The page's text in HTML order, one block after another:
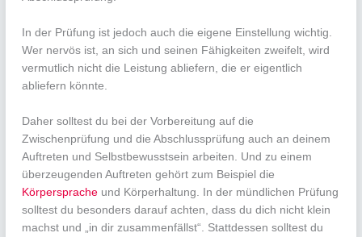
In der Prüfung ist jedoch auch die eigene Einstellung wichtig.
Wer nervös ist, an sich und seinen Fähigkeiten zweifelt, wird
vermutlich nicht die Leistung abliefern, die er eigentlich
abliefern könnte.
Daher solltest du bei der Vorbereitung auf die
Zwischenprüfung und die Abschlussprüfung auch an deinem
Auftreten und Selbstbewusstsein arbeiten. Und zu einem
überzeugenden Auftreten gehört zum Beispiel die
Körpersprache und Körperhaltung. In der mündlichen Prüfung
solltest du besonders darauf achten, dass du dich nicht klein
machst und „in dir zusammenfällst“. Stattdessen solltest du